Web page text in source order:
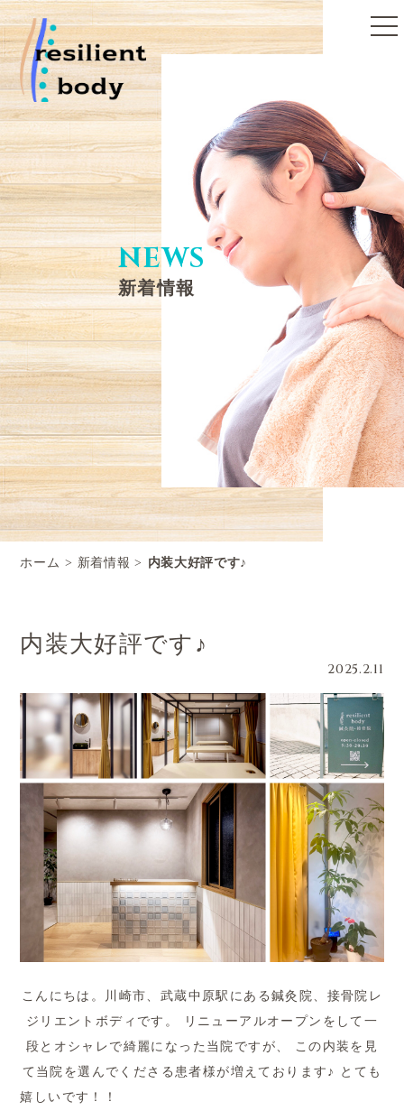
toggle
NEWS
新着情報
ホーム 新着情報 内装大好評です♪
内装大好評です♪
2025.2.11
こんにちは。川崎市、武蔵中原駅にある鍼灸院、接骨院レ
ジリエントボディです。 リニューアルオープンをして一
段とオシャレで綺麗になった当院ですが、 この内装を見
て当院を選んでくださる患者様が増えております♪ とても
嬉しいです！！